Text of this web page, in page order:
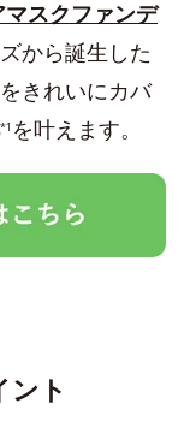
スクファンデ
から誕生した
きれいにカバ
*1 を叶えます。
ト